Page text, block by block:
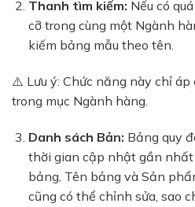
Thanh tìm kiếm: Nếu có
cỡ trong cùng một Ngành
kiếm bảng mẫu theo tên.
⚠️ Lưu ý: Chức năng này chỉ
trong mục Ngành hàng.
Danh sách Bản: Bảng quy
thời gian cập nhật gần
bảng, Tên bảng và Sản
cũng có thể chỉnh sửa, sao